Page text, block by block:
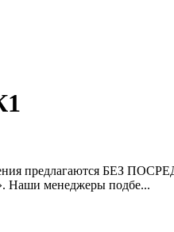
предлагаются БЕЗ
Наши менеджеры подбе...